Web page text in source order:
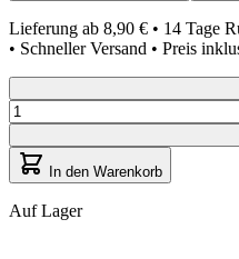
Lieferung ab 8,90 € • 14 Tage
• Schneller Versand • Preis
Quantity
In den Warenkorb
Auf Lager